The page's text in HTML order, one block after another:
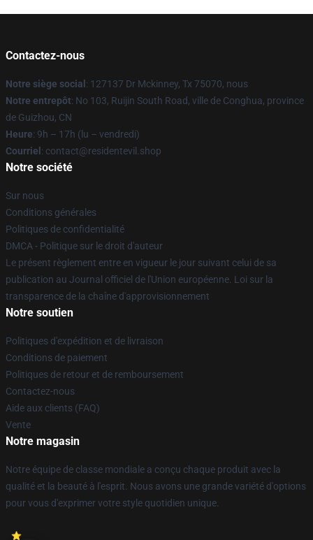
Contactez-nous
Notre siège social : 127137 Dr Mckinney, Tx 75070, nous
Notre entrepôt: No 103, Ruijin South Road, ville de Conghua, province
de Guizhou, CN
Heure: 9h – 17h (lu – vendredi)
Courriel : contact@residentevil.shop
Notre société
Sur nous
Conditions générales
Politiques de confidentialité
DMCA - Politique sur le droit d'auteur
Le présent règlement entre en vigueur le jour suivant celui de sa
publication au Journal officiel de l'Union européenne. Loi sur la
transparence de la chaîne d'approvisionnement
Notre soutien
Politiques d'expédition et de livraison
Conditions de paiement
Politiques de retour et de remboursement
Contactez-nous
Aide aux clients (FAQ)
Vente
Notre magasin
Notre équipe de classe mondiale a conçu chaque produit avec la
qualité et la beauté à l'esprit. Nous avons une grande variété d'options
pour vous d'exprimer votre style quotidien unique.